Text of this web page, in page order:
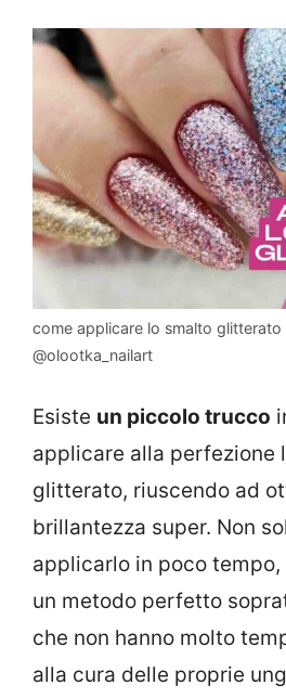
come applicare lo smalto
@olootka_nailart
Esiste un piccolo trucco
applicare alla perfezione
glitterato, riuscendo ad
brillantezza super. Non
applicarlo in poco
un metodo perfetto
che non hanno molto
alla cura delle proprie